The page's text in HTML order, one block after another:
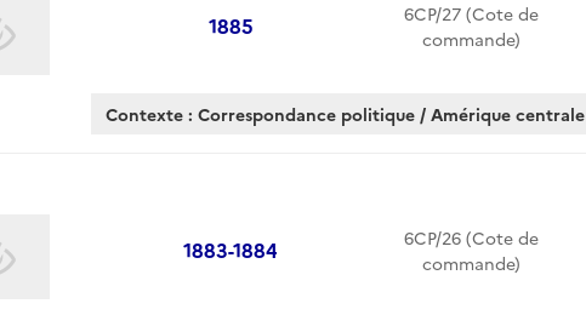
1885
6CP/27 (Cote de
commande)
Contexte : Correspondance politique / Amérique centrale
1883-1884
6CP/26 (Cote de
commande)